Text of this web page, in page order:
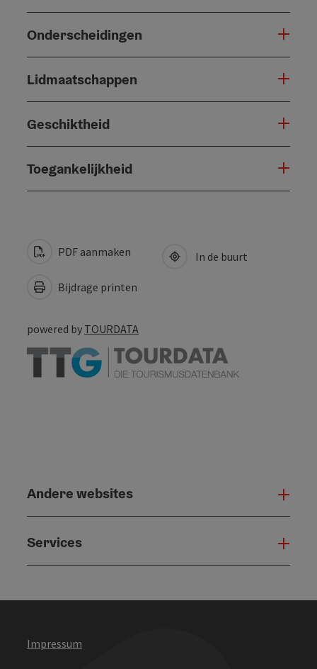
Onderscheidingen
Lidmaatschappen
Geschiktheid
Toegankelijkheid
PDF aanmaken
Bijdrage printen
In de buurt
powered by TOURDATA
Andere websites
Services
Impressum